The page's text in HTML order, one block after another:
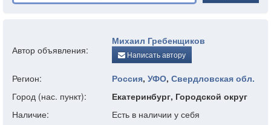
Автор объявления:
Михаил Гребенщиков
Написать автору
Регион: Россия, УФО, Свердловская обл.
Город (нас. пункт):
Екатеринбург, Городской округ
Наличие:
Есть в наличии у себя